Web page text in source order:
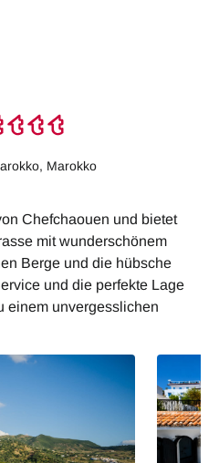
, Marokko
Chefchaouen und bietet
mit wunderschönem
Berge und die hübsche
und die perfekte Lage
einem unvergesslichen